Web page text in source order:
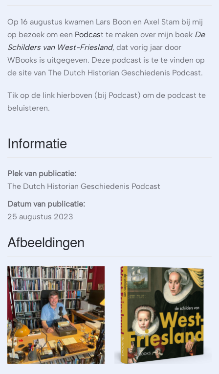
Op 16 augustus kwamen Lars Boon en Axel Stam bij mij
op bezoek om een Podcast te maken over mijn boek De
Schilders van West-Friesland, dat vorig jaar door
WBooks is uitgegeven. Deze podcast is te te vinden op
de site van The Dutch Historian Geschiedenis Podcast.
Tik op de link hierboven (bij Podcast) om de podcast te
beluisteren.
Informatie
Plek van publicatie:
The Dutch Historian Geschiedenis Podcast
Datum van publicatie:
25 augustus 2023
Afbeeldingen
Weergeven Weergeven